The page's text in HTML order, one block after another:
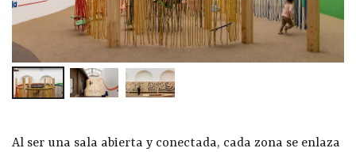
Al ser una sala abierta y conectada, cada zona se enlaza